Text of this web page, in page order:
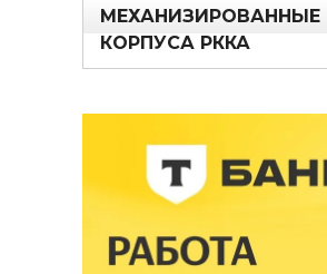
МЕХАНИЗИРОВАННЫЕ
КОРПУСА РККА